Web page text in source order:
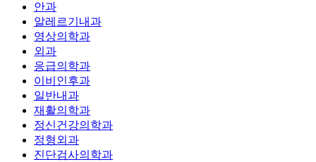
안과
알레르기내과
영상의학과
외과
응급의학과
이비인후과
일반내과
재활의학과
정신건강의학과
정형외과
진단검사의학과